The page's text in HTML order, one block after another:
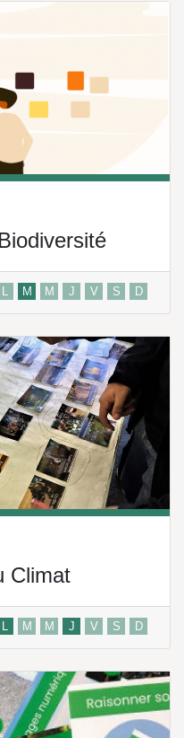
L M M J V S D
Climat
L M M J V S D